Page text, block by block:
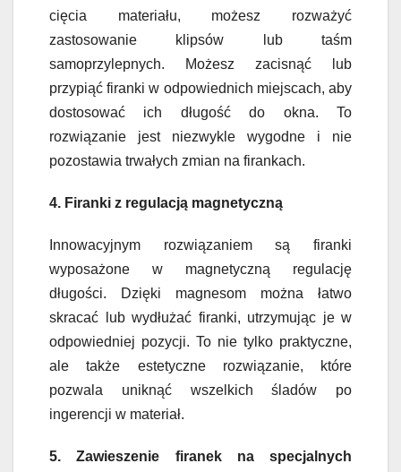
cięcia materiału, możesz rozważyć
zastosowanie klipsów lub taśm
samoprzylepnych. Możesz zacisnąć lub
przypiąć firanki w odpowiednich miejscach, aby
dostosować ich długość do okna. To
rozwiązanie jest niezwykle wygodne i nie
pozostawia trwałych zmian na firankach.
4. Firanki z regulacją magnetyczną
Innowacyjnym rozwiązaniem są firanki
wyposażone w magnetyczną regulację
długości. Dzięki magnesom można łatwo
skracać lub wydłużać firanki, utrzymując je w
odpowiedniej pozycji. To nie tylko praktyczne,
ale także estetyczne rozwiązanie, które
pozwala uniknąć wszelkich śladów po
ingerencji w materiał.
5. Zawieszenie firanek na specjalnych